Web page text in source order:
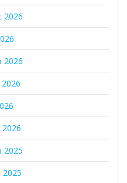
2026
2026
2025
2025